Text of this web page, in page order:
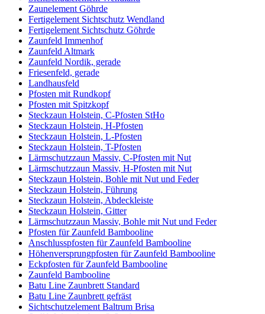
Zaunelement Göhrde
Fertigelement Sichtschutz Wendland
Fertigelement Sichtschutz Göhrde
Zaunfeld Immenhof
Zaunfeld Altmark
Zaunfeld Nordik, gerade
Friesenfeld, gerade
Landhausfeld
Pfosten mit Rundkopf
Pfosten mit Spitzkopf
Steckzaun Holstein, C-Pfosten StHo
Steckzaun Holstein, H-Pfosten
Steckzaun Holstein, L-Pfosten
Steckzaun Holstein, T-Pfosten
Lärmschutzzaun Massiv, C-Pfosten mit Nut
Lärmschutzzaun Massiv, H-Pfosten mit Nut
Steckzaun Holstein, Bohle mit Nut und Feder
Steckzaun Holstein, Führung
Steckzaun Holstein, Abdeckleiste
Steckzaun Holstein, Gitter
Lärmschutzzaun Massiv, Bohle mit Nut und Feder
Pfosten für Zaunfeld Bambooline
Anschlusspfosten für Zaunfeld Bambooline
Höhenversprungpfosten für Zaunfeld Bambooline
Eckpfosten für Zaunfeld Bambooline
Zaunfeld Bambooline
Batu Line Zaunbrett Standard
Batu Line Zaunbrett gefräst
Sichtschutzelement Baltrum Brisa